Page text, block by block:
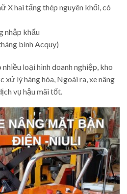
X hai tấng thép nguyên khối, có
nhập khẩu
bình Acquy)
loại hình doanh nghiệp, kho
xử lý hàng hóa, Ngoài ra, xe nâng
vụ hậu mãi tốt.